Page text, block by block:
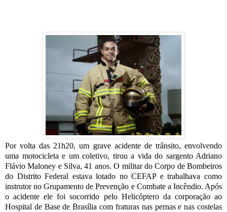
Por volta das 21h20, um grave acidente de trânsito, envolvendo
uma motocicleta e um coletivo, tirou a vida do sargento Adriano
Flávio Maloney e Silva, 41 anos. O militar do Corpo de Bombeiros
do Distrito Federal estava lotado no CEFAP e trabalhava como
instrutor no Grupamento de Prevenção e Combate a Incêndio. Após
o acidente ele foi socorrido pelo Helicóptero da corporação ao
Hospital de Base de Brasília com fraturas nas pernas e nas costelas